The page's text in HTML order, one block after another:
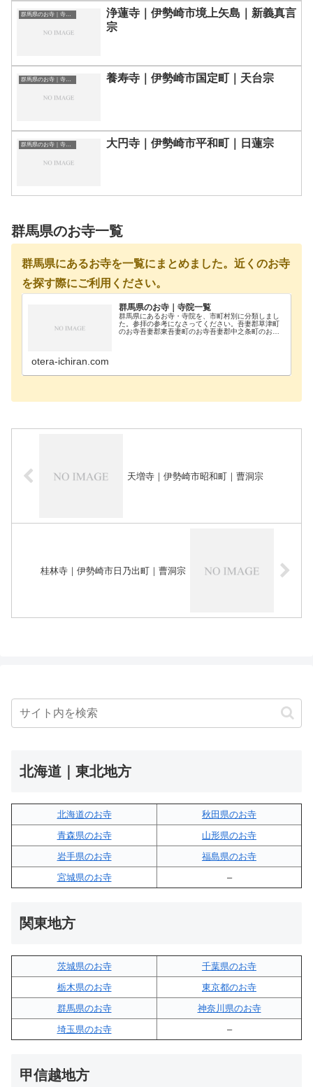
群馬県のお寺｜寺院一覧
浄蓮寺｜伊勢崎市境上矢島｜新義真言
宗
群馬県のお寺｜寺院一覧 養寿寺｜伊勢崎市国定町｜天台宗
群馬県のお寺｜寺院一覧 大円寺｜伊勢崎市平和町｜日蓮宗
群馬県のお寺一覧
群馬県にあるお寺を一覧にまとめました。近くのお寺
を探す際にご利用ください。
群馬県のお寺｜寺院一覧
群馬県にあるお寺・寺院を、市町村別に分類しまし
た。参拝の参考になさってください。吾妻郡草津町
のお寺吾妻郡東吾妻町のお寺吾妻郡中之条町のお寺
otera-ichiran.com
天増寺｜伊勢崎市昭和町｜曹洞宗
桂林寺｜伊勢崎市日乃出町｜曹洞宗
北海道｜東北地方
北海道のお寺
秋田県のお寺
青森県のお寺
山形県のお寺
岩手県のお寺
福島県のお寺
宮城県のお寺
–
関東地方
茨城県のお寺
千葉県のお寺
栃木県のお寺
東京都のお寺
群馬県のお寺
神奈川県のお寺
埼玉県のお寺
–
甲信越地方